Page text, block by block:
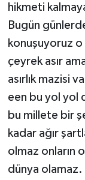
hikmeti
Bugün
konuşuyoruz o
çeyrek asır
asırlık mazisi
een bu yol yol
bu millete bir
kadar ağır
olmaz onların
dünya